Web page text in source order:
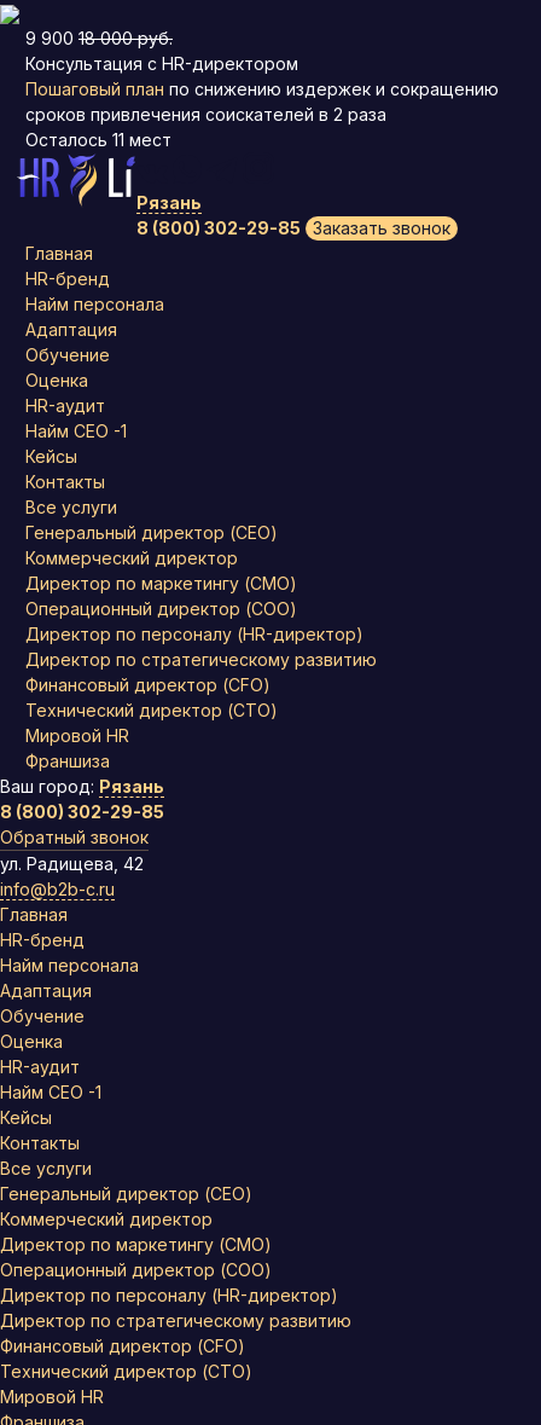
9 900 18 000 руб.
Консультация с HR-директором
Пошаговый план по снижению издержек и сокращению
сроков привлечения соискателей в 2 раза
Осталось 11 мест
Рязань
8 (800) 302-29-85
Заказать звонок
Главная
HR-бренд
Найм персонала
Адаптация
Обучение
Оценка
HR-аудит
Найм СЕО -1
Кейсы
Контакты
Все услуги
Генеральный директор (CEO)
Коммерческий директор
Директор по маркетингу (CMO)
Операционный директор (COO)
Директор по персоналу (HR-директор)
Директор по стратегическому развитию
Финансовый директор (CFO)
Технический директор (CTO)
Мировой HR
Франшиза
Ваш город: Рязань
8 (800) 302-29-85
Обратный звонок
ул. Радищева, 42
info@b2b-c.ru
Главная
HR-бренд
Найм персонала
Адаптация
Обучение
Оценка
HR-аудит
Найм СЕО -1
Кейсы
Контакты
Все услуги
Генеральный директор (CEO)
Коммерческий директор
Директор по маркетингу (CMO)
Операционный директор (COO)
Директор по персоналу (HR-директор)
Директор по стратегическому развитию
Финансовый директор (CFO)
Технический директор (CTO)
Мировой HR